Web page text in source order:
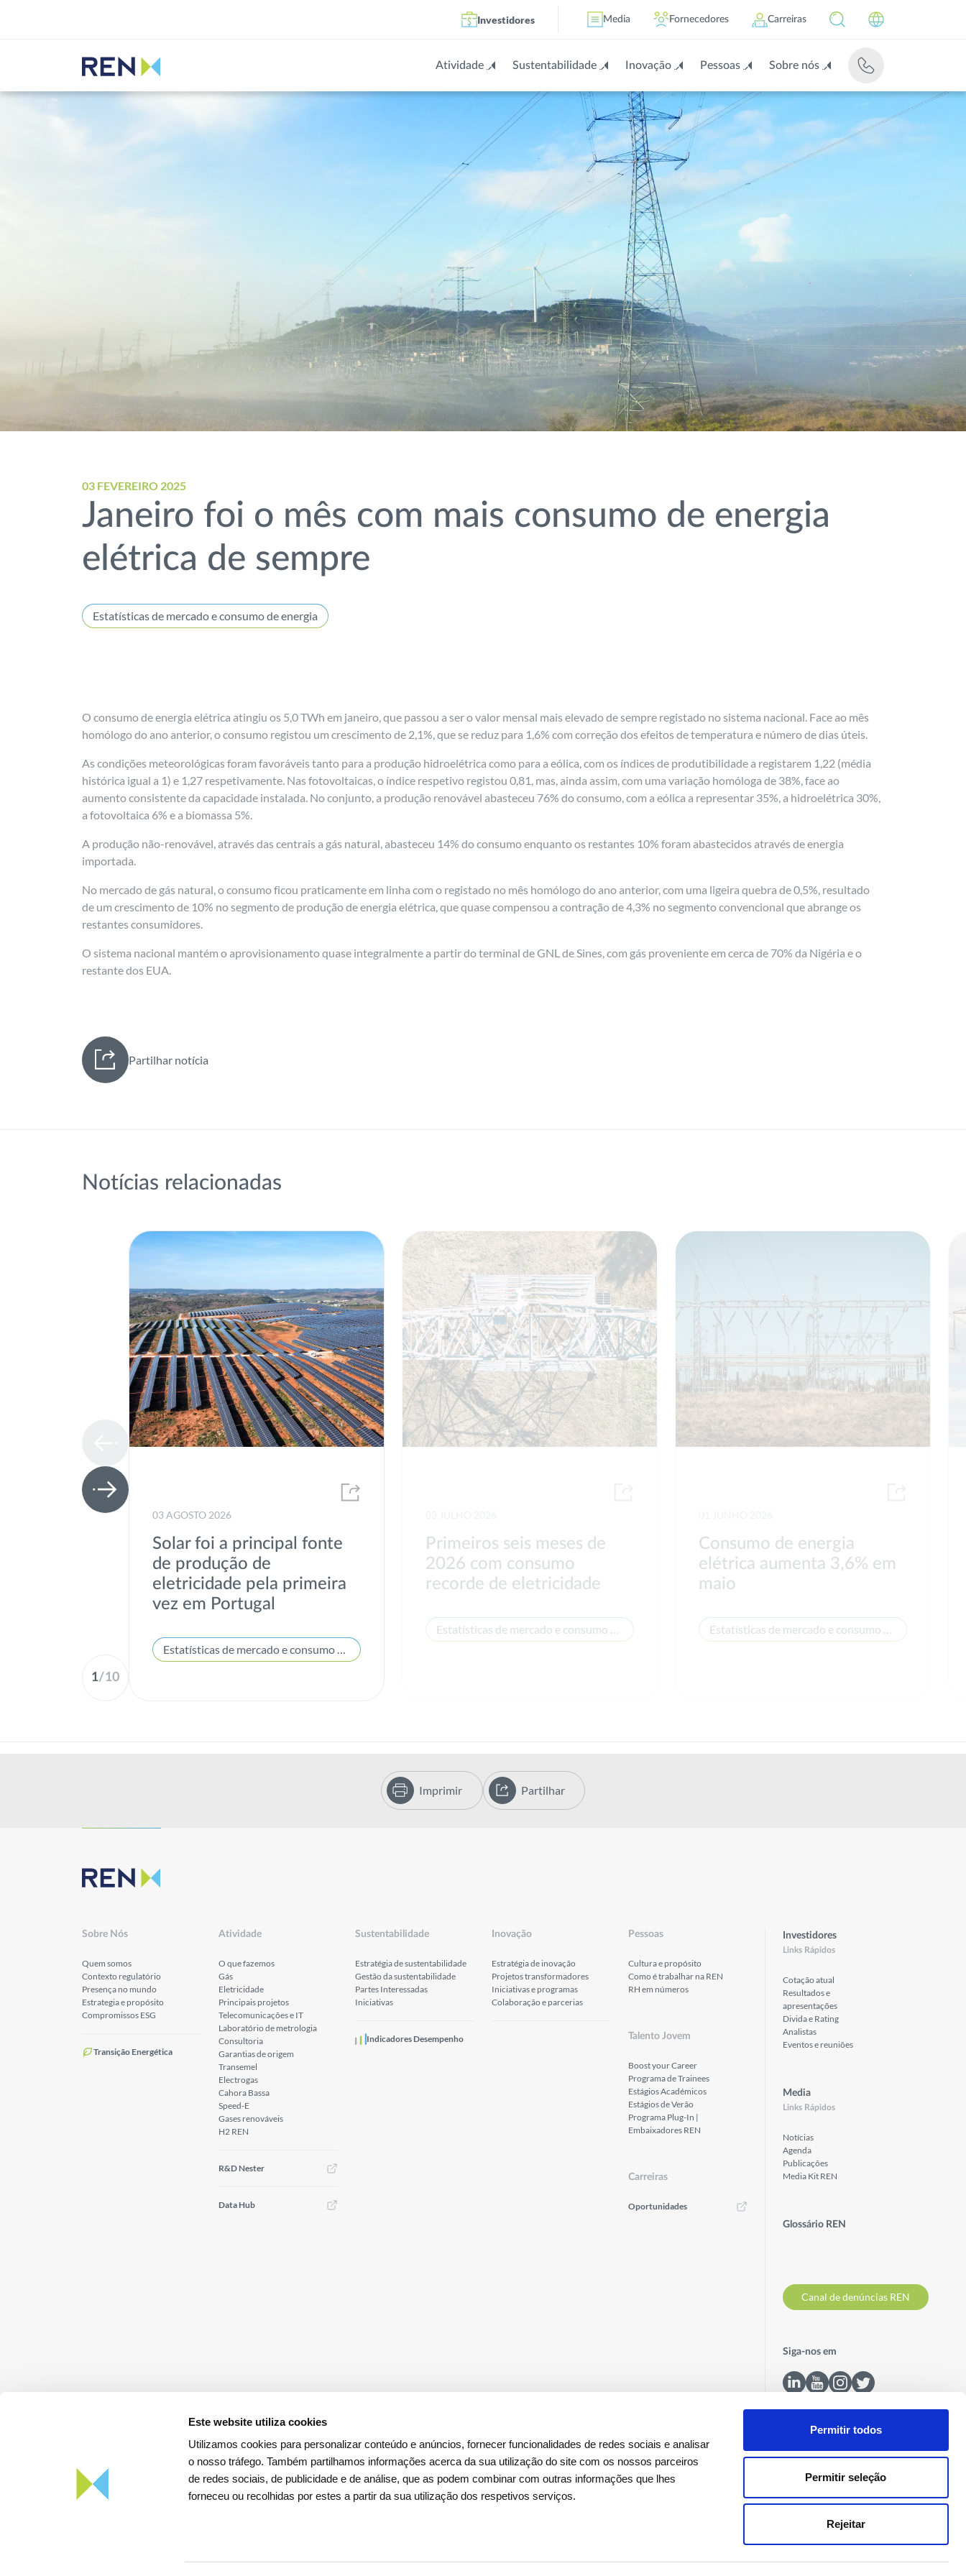
Este website utiliza cookies
Utilizamos cookies para personalizar conteúdo e anúncios, fornecer funcionalidades de redes sociais e analisar
o nosso tráfego. Também partilhamos informações acerca da sua utilização do site com os nossos parceiros
de redes sociais, de publicidade e de análise, que as podem combinar com outras informações que lhes
forneceu ou recolhidas por estes a partir da sua utilização dos respetivos serviços.
Permitir todos
Permitir seleção
Rejeitar
Investidores Media Fornecedores Carreiras
Atividade Sustentabilidade Inovação Pessoas Sobre nós
03 FEVEREIRO 2025
Janeiro foi o mês com mais consumo de energia
elétrica de sempre
Estatísticas de mercado e consumo de energia
O consumo de energia elétrica atingiu os 5,0 TWh em janeiro, que passou a ser o valor mensal mais elevado de sempre registado no sistema nacional. Face ao mês
homólogo do ano anterior, o consumo registou um crescimento de 2,1%, que se reduz para 1,6% com correção dos efeitos de temperatura e número de dias úteis.
As condições meteorológicas foram favoráveis tanto para a produção hidroelétrica como para a eólica, com os índices de produtibilidade a registarem 1,22 (média
histórica igual a 1) e 1,27 respetivamente. Nas fotovoltaicas, o índice respetivo registou 0,81, mas, ainda assim, com uma variação homóloga de 38%, face ao
aumento consistente da capacidade instalada. No conjunto, a produção renovável abasteceu 76% do consumo, com a eólica a representar 35%, a hidroelétrica 30%,
a fotovoltaica 6% e a biomassa 5%.
A produção não-renovável, através das centrais a gás natural, abasteceu 14% do consumo enquanto os restantes 10% foram abastecidos através de energia
importada.
No mercado de gás natural, o consumo ficou praticamente em linha com o registado no mês homólogo do ano anterior, com uma ligeira quebra de 0,5%, resultado
de um crescimento de 10% no segmento de produção de energia elétrica, que quase compensou a contração de 4,3% no segmento convencional que abrange os
restantes consumidores.
O sistema nacional mantém o aprovisionamento quase integralmente a partir do terminal de GNL de Sines, com gás proveniente em cerca de 70% da Nigéria e o
restante dos EUA.
Partilhar notícia
Notícias relacionadas
1/10
03 AGOSTO 2026
Solar foi a principal fonte
de produção de
eletricidade pela primeira
vez em Portugal
Estatísticas de mercado e consumo de energia
Primeiros seis meses de
2026 com consumo
recorde de eletricidade
Estatísticas de mercado e consumo de energia
Consumo de energia
elétrica aumenta 3,6% em
maio
Estatísticas de mercado e consumo de energia
Imprimir Partilhar
Sobre Nós
Quem somos
Contexto regulatório
Presença no mundo
Estrategia e propósito
Compromissos ESG
Transição Energética
Atividade
O que fazemos
Gás
Eletricidade
Principais projetos
Telecomunicações e IT
Laboratório de metrologia
Consultoria
Garantias de origem
Transemel
Electrogas
Cahora Bassa
Speed-E
Gases renováveis
H2 REN
R&D Nester
Data Hub
Sustentabilidade
Estratégia de sustentabilidade
Gestão da sustentabilidade
Partes Interessadas
Iniciativas
Indicadores Desempenho
Inovação
Estratégia de inovação
Projetos transformadores
Iniciativas e programas
Colaboração e parcerias
Pessoas
Cultura e propósito
Como é trabalhar na REN
RH em números
Talento Jovem
Boost your Career
Programa de Trainees
Estágios Académicos
Estágios de Verão
Programa Plug-In |
Embaixadores REN
Carreiras
Oportunidades
Investidores
Links Rápidos
Cotação atual
Resultados e
apresentações
Divida e Rating
Analistas
Eventos e reuniões
Media
Links Rápidos
Notícias
Agenda
Publicações
Media Kit REN
Glossário REN
Canal de denúncias REN
Siga-nos em
Descarregar a App REN Energia Descarregar a App Investidores
Contactos